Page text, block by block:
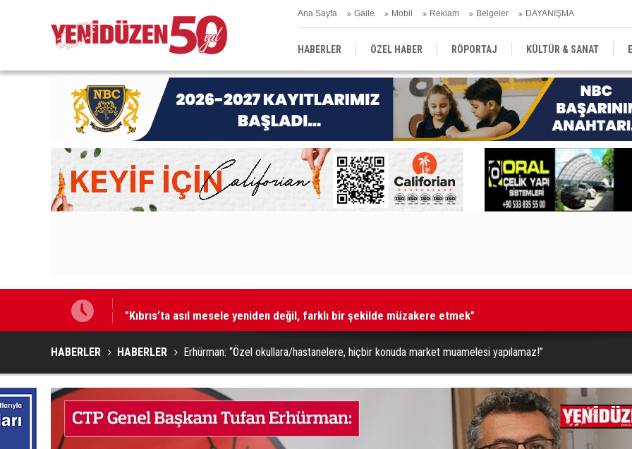
Ana Sayfa Gaile Mobil Reklam Belgeler DAYANIŞMA
HABERLER ÖZEL HABER RÖPORTAJ KÜLTÜR & SANAT
EĞİTİM YEREL YÖNETİM DERGİLER SEKTÖR
"Kıbrıs’ta asıl mesele yeniden değil, farklı bir şekilde müzakere etmek"
HABERLER HABERLER Erhürman: “Özel okullara/hastanelere, hiçbir konuda market muamelesi yapılamaz!”